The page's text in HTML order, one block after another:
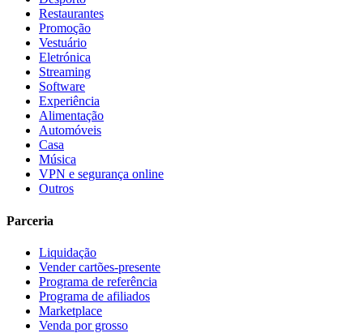
Restaurantes
Promoção
Vestuário
Eletrónica
Streaming
Software
Experiência
Alimentação
Automóveis
Casa
Música
VPN e segurança online
Outros
Parceria
Liquidação
Vender cartões-presente
Programa de referência
Programa de afiliados
Marketplace
Venda por grosso